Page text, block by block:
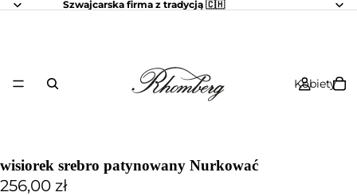
Szwajcarska firma z tradycją 🇨🇭
Kobiety
wisiorek srebro patynowany Nurkować
256,00 zł